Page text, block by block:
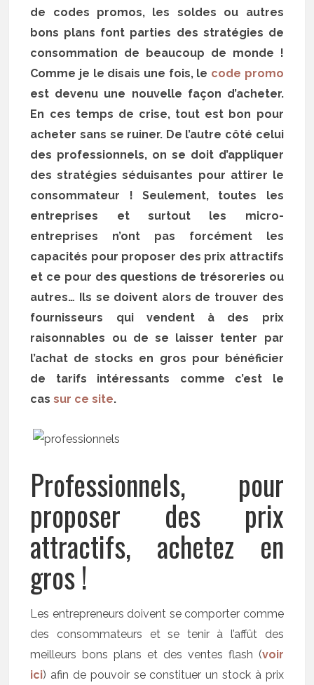
de codes promos, les soldes ou autres
bons plans font parties des stratégies de
consommation de beaucoup de monde !
Comme je le disais une fois, le code promo
est devenu une nouvelle façon d’acheter.
En ces temps de crise, tout est bon pour
acheter sans se ruiner. De l’autre côté celui
des professionnels, on se doit d’appliquer
des stratégies séduisantes pour attirer le
consommateur ! Seulement, toutes les
entreprises et surtout les micro-
entreprises n’ont pas forcément les
capacités pour proposer des prix attractifs
et ce pour des questions de trésoreries ou
autres… Ils se doivent alors de trouver des
fournisseurs qui vendent à des prix
raisonnables ou de se laisser tenter par
l’achat de stocks en gros pour bénéficier
de tarifs intéressants comme c’est le
cassur ce site.
Professionnels, pour
proposer des prix
attractifs, achetez en
gros !
Les entrepreneurs doivent se comporter comme
des consommateurs et se tenir à l’affût des
meilleurs bons plans et des ventes flash (voir
ici) afin de pouvoir se constituer un stock à prix